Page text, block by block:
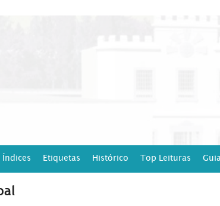
Índices Etiquetas Histórico Top Leituras